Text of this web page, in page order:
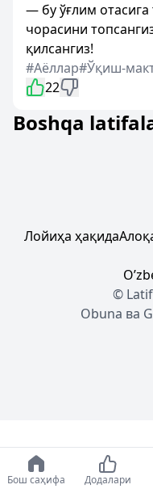
— бу ўғлим
чорасини
қилсангиз!
#Аёллар#Ўқиш-
22
Boshqa
Лойиҳа ҳақида
©
Obuna ва
Бош саҳифа Додалари